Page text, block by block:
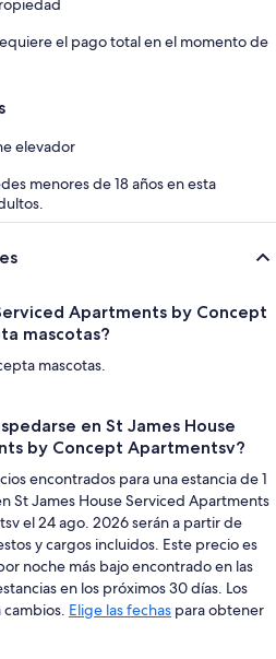
el pago total en el momento de
elevador
menores de 18 años en esta
Apartments by Concept
mascotas?
mascotas.
en St James House
by Concept Apartmentsv?
encontrados para una estancia de 1
St James House Serviced Apartments
el 24 ago. 2026 serán a partir de
y cargos incluidos. Este precio es
noche más bajo encontrado en las
en los próximos 30 días. Los
cambios. Elige las fechas para obtener